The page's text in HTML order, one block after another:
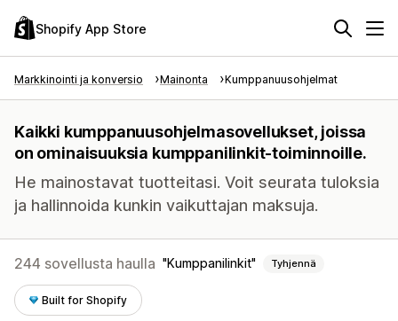
Shopify App Store
Markkinointi ja konversio Mainonta Kumppanuusohjelmat
Kaikki kumppanuusohjelmasovellukset, joissa
on ominaisuuksia kumppanilinkit-toiminnoille.
He mainostavat tuotteitasi. Voit seurata tuloksia
ja hallinnoida kunkin vaikuttajan maksuja.
244 sovellusta haulla Kumppanilinkit Tyhjennä
Built for Shopify